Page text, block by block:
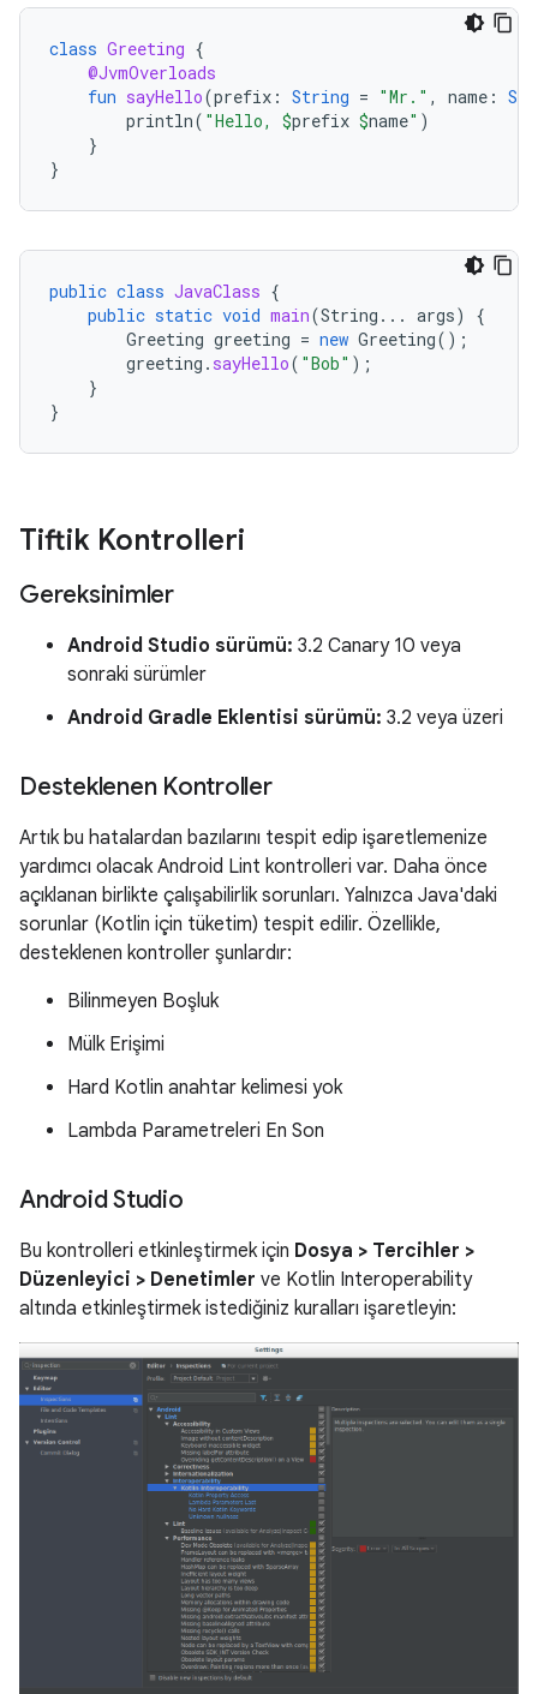
class Greeting {
@JvmOverloads
fun sayHello(prefix : String = "Mr." , name :
println( "Hello, $prefix $name" )
}
}
public class JavaClass {
public static void main(String ... args)
{
Greeting greeting = new Greeting();
greeting . sayHello( "Bob" );
}
}
Tiftik Kontrolleri
Gereksinimler
Android Studio sürümü: 3.2 Canary 10 veya
sonraki sürümler
Android Gradle Eklentisi sürümü: 3.2 veya üzeri
Desteklenen Kontroller
Artık bu hatalardan bazılarını tespit edip işaretlemenize
yardımcı olacak Android Lint kontrolleri var. Daha önce
açıklanan birlikte çalışabilirlik sorunları. Yalnızca Java'daki
sorunlar (Kotlin için tüketim) tespit edilir. Özellikle,
desteklenen kontroller şunlardır:
Bilinmeyen Boşluk
Mülk Erişimi
Hard Kotlin anahtar kelimesi yok
Lambda Parametreleri En Son
Android Studio
Bu kontrolleri etkinleştirmek için Dosya > Tercihler >
Düzenleyici > Denetimler ve Kotlin Interoperability
altında etkinleştirmek istediğiniz kuralları işaretleyin: